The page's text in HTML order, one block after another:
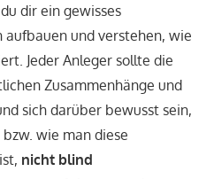
dir ein gewisses
aufbauen und verstehen, wie
Jeder Anleger sollte die
Zusammenhänge und
sich darüber bewusst sein,
wie man diese
nicht blind